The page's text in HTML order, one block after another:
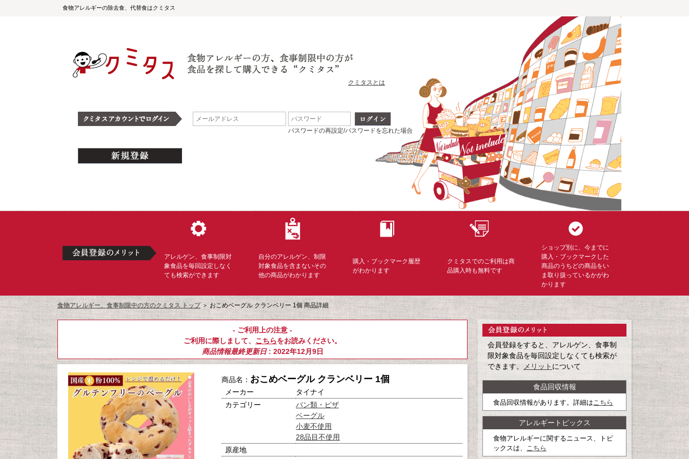
食物アレルギーの除去食、代替食はクミタス
クミタスとは
パスワードの再設定/パスワードを忘れた場合
アレルゲン、食事制限対
象食品を毎回設定しなく
ても検索ができます
自分のアレルゲン、制限
対象食品を含まないその
他の商品がわかります
購入・ブックマーク履歴
がわかります
クミタスでのご利用は商
品購入時も無料です
ショップ別に、今までに
購入・ブックマークした
商品のうちどの商品をい
ま取り扱っているかがわ
かります
食物アレルギー、食事制限中の方のクミタス トップ＞おこめベーグル クランベリー 1個 商品詳細
- ご利用上の注意 -
ご利用に際しまして、 こちらをお読みください。
商品情報最終更新日: 2022年12月9日
商品名： おこめベーグル クランベリー 1個
メーカー
タイナイ
カテゴリー
パン類・ピザ
ベーグル
小麦不使用
28品目不使用
原産地
会員登録をすると、アレルゲン、食事制
限対象食品を毎回設定しなくても検索が
できます。メリットについて
食品回収情報
食品回収情報があります。詳細は こちら
アレルギートピックス
食物アレルギーに関するニュース、トピ
ックスは、
こちら